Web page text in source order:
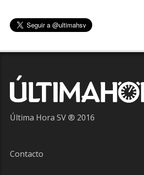
Última Hora SV ® 2016
Contacto